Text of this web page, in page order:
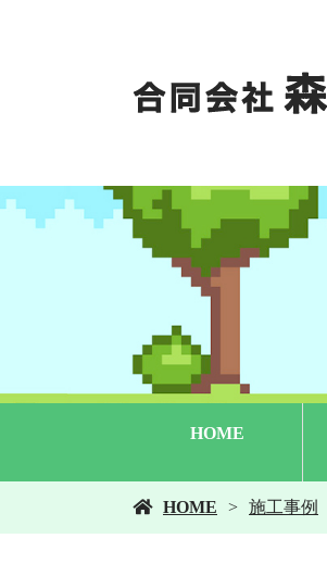
HOME
HOME 施工事例